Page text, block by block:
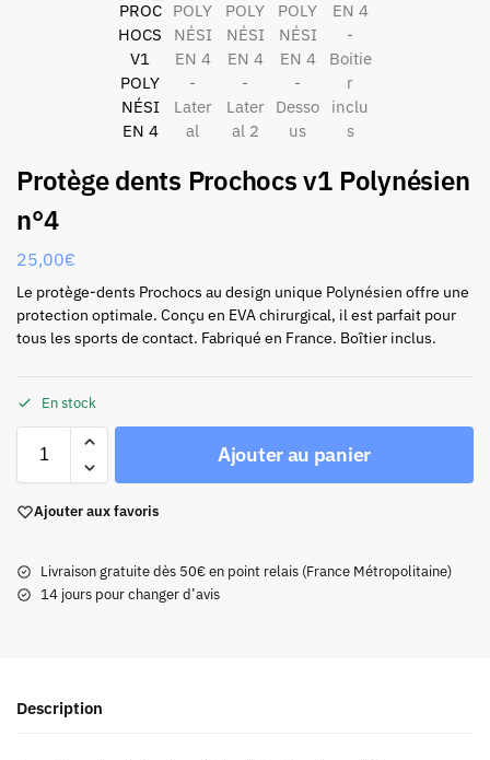
Protège dents Prochocs v1 Polynésien
n°4
25,00€
Le protège-dents Prochocs au design unique Polynésien offre une
protection optimale. Conçu en EVA chirurgical, il est parfait pour
tous les sports de contact. Fabriqué en France. Boîtier inclus.
En stock
Ajouter au panier
Ajouter aux favoris
Livraison gratuite dès 50€ en point relais (France Métropolitaine)
14 jours pour changer d’avis
Description